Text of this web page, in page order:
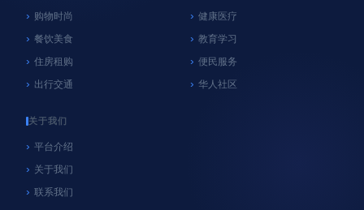
心系纽约
NYC官方垃圾桶执法再延期！9月8日前未使用官
06/18/2026
购物时尚
餐饮美食
住房租购
出行交通
健康医疗
教育学习
便民服务
华人社区
关于我们
平台介绍
关于我们
联系我们